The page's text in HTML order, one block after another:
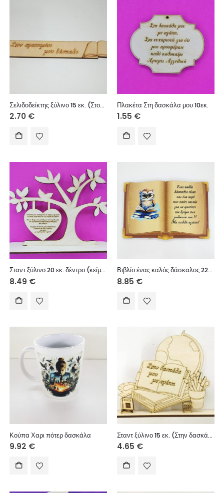
Σελιδοδείκτης ξύλινο 15 εκ. (Στον αγαπημένο μου δάσκαλο)
2.70 €
Πλακέτα Στη δασκάλα μου 10εκ.
1.55 €
Σταντ ξύλινο 20 εκ. δέντρο (κείμενο επιλογής σας)
8.49 €
Βιβλίο ένας καλός δάσκαλος 22εκ.
8.85 €
Κούπα Χαρι πότερ δασκάλα
9.92 €
Σταντ ξύλινο 15 εκ. (Στην δασκάλα μου με αγάπη)
4.65 €